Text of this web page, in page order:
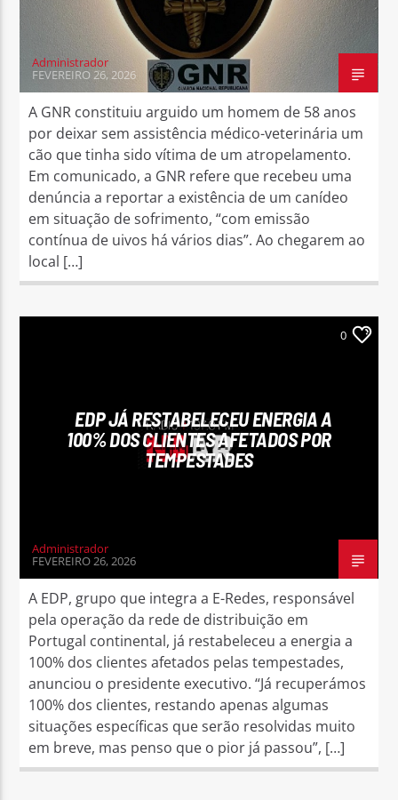
Administrador
FEVEREIRO 26, 2026
A GNR constituiu arguido um homem de 58 anos
por deixar sem assistência médico-veterinária um
cão que tinha sido vítima de um atropelamento.
Em comunicado, a GNR refere que recebeu uma
denúncia a reportar a existência de um canídeo
em situação de sofrimento, “com emissão
contínua de uivos há vários dias”. Ao chegarem ao
local […]
0
EDP JÁ RESTABELECEU ENERGIA A
100% DOS CLIENTES AFETADOS POR
TEMPESTADES
Administrador
FEVEREIRO 26, 2026
A EDP, grupo que integra a E-Redes, responsável
pela operação da rede de distribuição em
Portugal continental, já restabeleceu a energia a
100% dos clientes afetados pelas tempestades,
anunciou o presidente executivo. “Já recuperámos
100% dos clientes, restando apenas algumas
situações específicas que serão resolvidas muito
em breve, mas penso que o pior já passou”, […]